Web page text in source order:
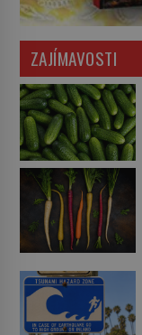
ZAJÍMAVOSTI